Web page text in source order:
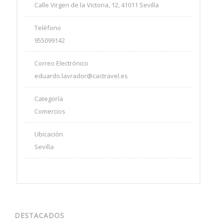
Calle Virgen de la Victoria, 12, 41011 Sevilla
Teléfono
955099142
Correo Electrónico
eduardo.lavrador@cactravel.es
Categoría
Comercios
Ubicación
Sevilla
DESTACADOS